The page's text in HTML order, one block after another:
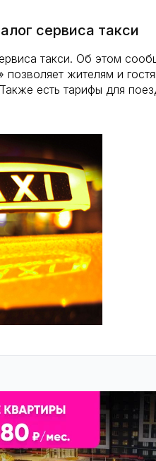
сервиса такси
такси. Об этом
жителям и
есть тарифы для